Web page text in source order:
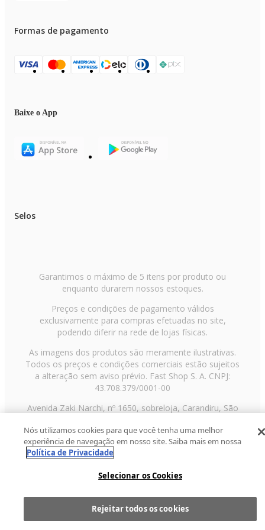
Formas de pagamento
Baixe o App
Selos
Garantimos o máximo de 5 itens por produto ou
enquanto durarem nossos estoques.
Preços e condições de pagamento válidos
exclusivamente para compras efetuadas no site,
podendo diferir na rede de lojas físicas.
As imagens dos produtos são meramente ilustrativas.
Todos os preços e condições comerciais estão sujeitos
a alteração sem aviso prévio. Fast Shop S. A. CNPJ:
43.708.379/0001-00
Avenida Zaki Narchi, nº 1650, sobreloja, Carandiru, São
2013 Fast Shop - Todos os direitos reservadosRF
Nós utilizamos cookies para que você tenha uma melhor
experiência de navegação em nosso site. Saiba mais em nossa
Política de Privacidade
Selecionar os Cookies
Rejeitar todos os cookies